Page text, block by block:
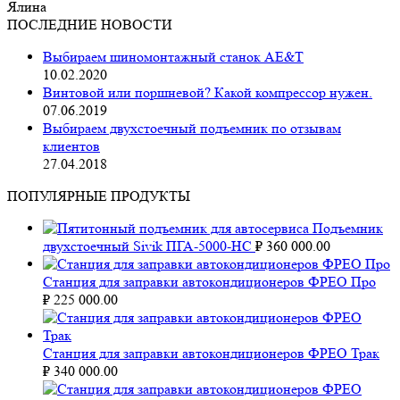
Ялина
ПОСЛЕДНИЕ НОВОСТИ
Выбираем шиномонтажный станок AE&T
10.02.2020
Винтовой или поршневой? Какой компрессор нужен.
07.06.2019
Выбираем двухстоечный подъемник по отзывам
клиентов
27.04.2018
ПОПУЛЯРНЫЕ ПРОДУКТЫ
Подъемник
двухстоечный Sivik ПГА-5000-НС ₽ 360 000.00
Станция для заправки автокондиционеров ФРЕО Про
₽ 225 000.00
Станция для заправки автокондиционеров ФРЕО Трак
₽ 340 000.00